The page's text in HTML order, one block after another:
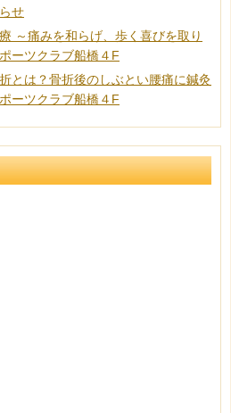
せ
～痛みを和らげ、歩く喜びを取り
ーツクラブ船橋４F
とは？骨折後のしぶとい腰痛に鍼灸
ーツクラブ船橋４F